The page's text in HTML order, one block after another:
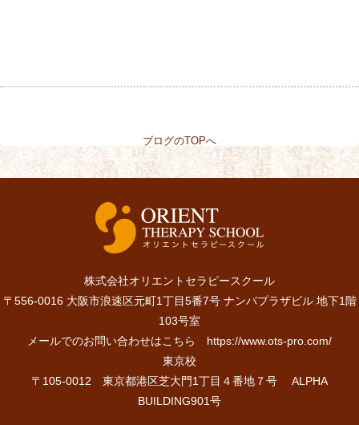
ブログのTOPへ
株式会社オリエントセラピースクール
〒556-0016 大阪市浪速区元町1丁目5番7号 ナンバプラザビル 地下1階
103号室
メールでのお問い合わせはこちら
https://www.ots-pro.com/
東京校
〒105-0012 東京都港区芝大門1丁目４番地７号 ALPHA
BUILDING901号